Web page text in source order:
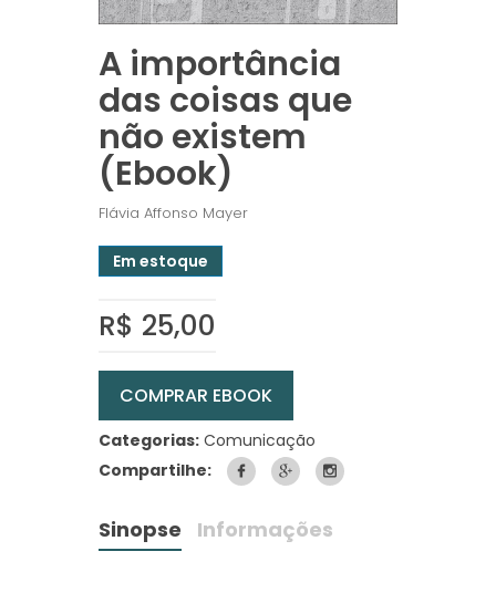
A importância
das coisas que
não existem
(Ebook)
Flávia Affonso Mayer
Em estoque
R$ 25,00
COMPRAR EBOOK
Categorias: Comunicação
Compartilhe:
Sinopse Informações